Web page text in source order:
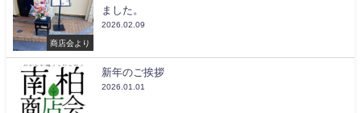
商店会より
ました。
2026.02.09
新年のご挨拶
2026.01.01